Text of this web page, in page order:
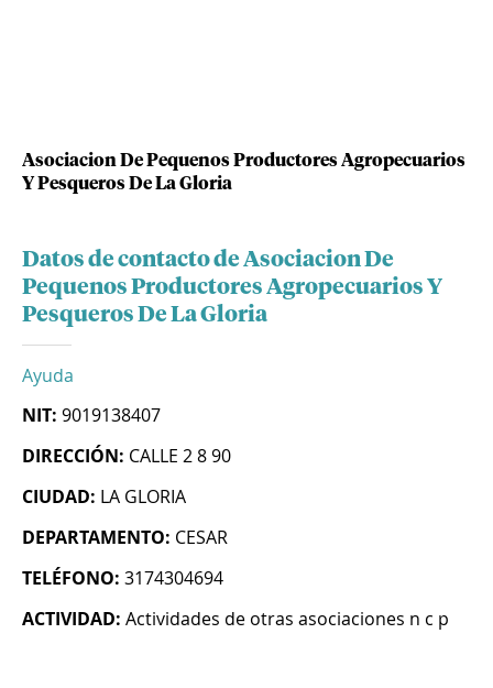
Asociacion De Pequenos Productores Agropecuarios
Y Pesqueros De La Gloria
Datos de contacto de Asociacion De
Pequenos Productores Agropecuarios Y
Pesqueros De La Gloria
Ayuda
NIT: 9019138407
DIRECCIÓN: CALLE 2 8 90
CIUDAD: LA GLORIA
DEPARTAMENTO: CESAR
TELÉFONO: 3174304694
ACTIVIDAD: Actividades de otras asociaciones n c p